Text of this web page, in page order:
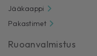
Jääkaappi
Pakastimet
Ruoanvalmistus